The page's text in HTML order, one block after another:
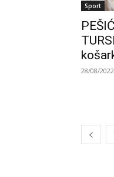
Sport
28/08/2022